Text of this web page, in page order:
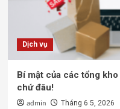
Dịch vụ
Bí mật của các tổng
chứ đâu!
admin Tháng 6 5, 2026